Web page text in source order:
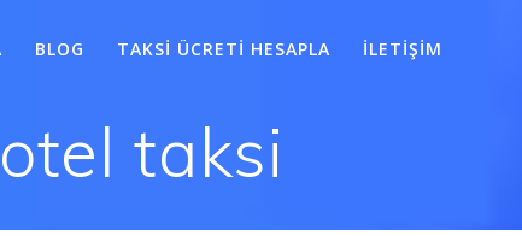
BLOG TAKSI ÜCRETI HESAPLA İLETIŞIM
taksi